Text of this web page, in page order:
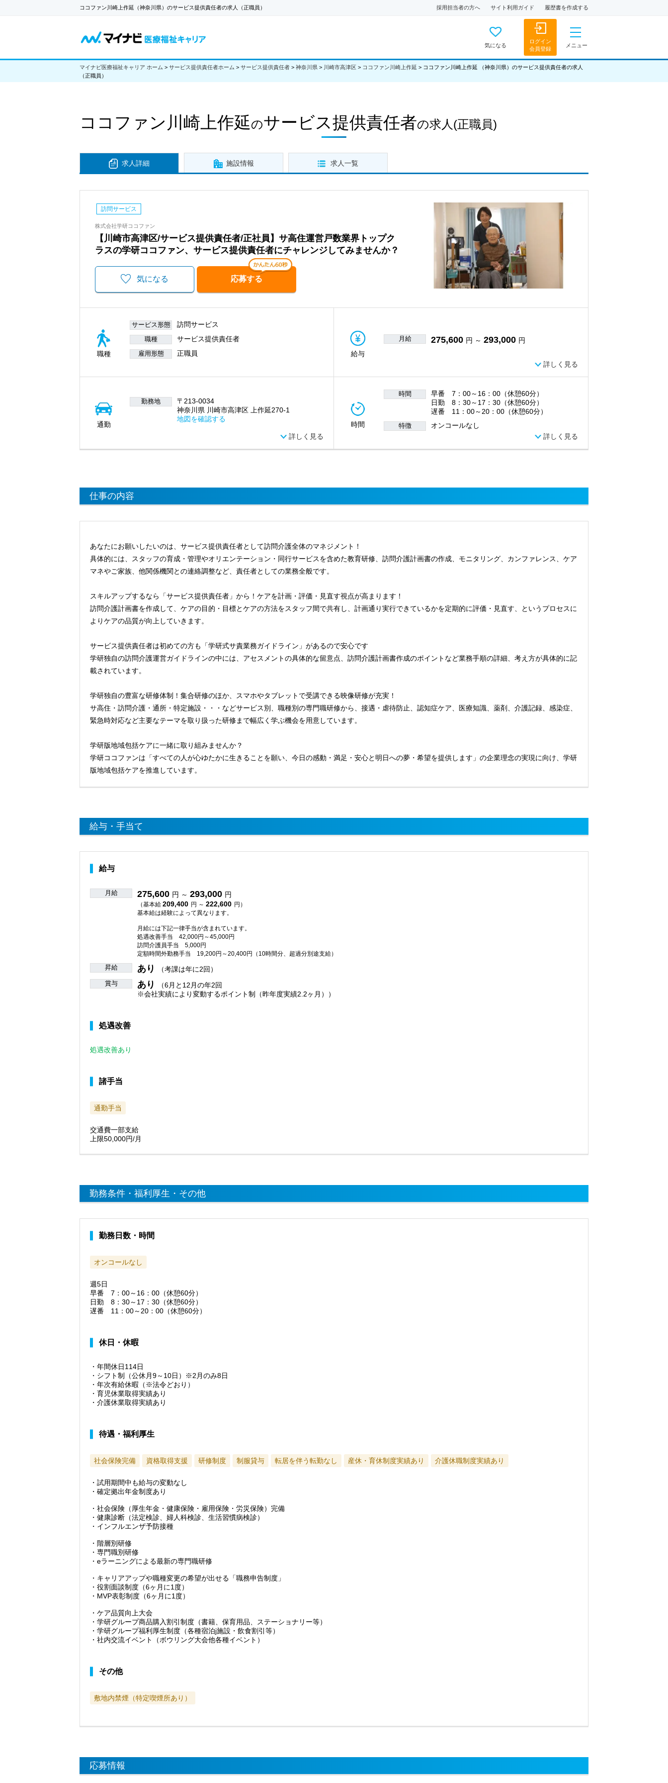
ココファン川崎上作延（神奈川県）のサービス提供責任者の求人（正職員） 採用担当者の方へ サイト利用ガイド 履歴書を作成する
気になる
ログイン
会員登録
メニュー
マイナビ医療福祉キャリア ホーム > サービス提供責任者ホーム > サービス提供責任者 > 神奈川県 > 川崎市高津区 > ココファン川崎上作延 > ココファン川崎上作延 （神奈川県）のサービス提供責任者の求人
（正職員）
ココファン川崎上作延のサービス提供責任者の求人 (正職員)
求人詳細 施設情報 求人一覧
訪問サービス
株式会社学研ココファン
【川崎市高津区/サービス提供責任者/正社員】サ高住運営戸数業界トップク
ラスの学研ココファン、サービス提供責任者にチャレンジしてみませんか？
気になる 応募する
職種
サービス形態 訪問サービス
職種 サービス提供責任者
雇用形態 正職員 給与
月給 275,600 円 ～ 293,000 円
詳しく見る
通勤
勤務地
〒213-0034
神奈川県 川崎市高津区 上作延270-1
地図を確認する
詳しく見る
時間
時間
早番 7：00～16：00（休憩60分）
日勤 8：30～17：30（休憩60分）
遅番 11：00～20：00（休憩60分）
特徴 オンコールなし
詳しく見る
仕事の内容
あなたにお願いしたいのは、サービス提供責任者として訪問介護全体のマネジメント！
具体的には、スタッフの育成・管理やオリエンテーション・同行サービスを含めた教育研修、訪問介護計画書の作成、モニタリング、カンファレンス、ケア
マネやご家族、他関係機関との連絡調整など、責任者としての業務全般です。
スキルアップするなら「サービス提供責任者」から！ケアを計画・評価・見直す視点が高まります！
訪問介護計画書を作成して、ケアの目的・目標とケアの方法をスタッフ間で共有し、計画通り実行できているかを定期的に評価・見直す、というプロセスに
よりケアの品質が向上していきます。
サービス提供責任者は初めての方も「学研式サ責業務ガイドライン」があるので安心です
学研独自の訪問介護運営ガイドラインの中には、アセスメントの具体的な留意点、訪問介護計画書作成のポイントなど業務手順の詳細、考え方が具体的に記
載されています。
学研独自の豊富な研修体制！集合研修のほか、スマホやタブレットで受講できる映像研修が充実！
サ高住・訪問介護・通所・特定施設・・・などサービス別、職種別の専門職研修から、接遇・虐待防止、認知症ケア、医療知識、薬剤、介護記録、感染症、
緊急時対応など主要なテーマを取り扱った研修まで幅広く学ぶ機会を用意しています。
学研版地域包括ケアに一緒に取り組みませんか？
学研ココファンは「すべての人が心ゆたかに生きることを願い、今日の感動・満足・安心と明日への夢・希望を提供します」の企業理念の実現に向け、学研
版地域包括ケアを推進しています。
給与・手当て
給与
月給 275,600 円 ～ 293,000 円
（基本給 209,400 円 ～ 222,600 円）
基本給は経験によって異なります。
月給には下記一律手当が含まれています。
処遇改善手当 42,000円～45,000円
訪問介護員手当 5,000円
定額時間外勤務手当 19,200円～20,400円（10時間分、超過分別途支給）
昇給 あり （考課は年に2回）
賞与 あり
（6月と12月の年2回
※会社実績により変動するポイント制（昨年度実績2.2ヶ月））
処遇改善
処遇改善あり
諸手当
通勤手当
交通費一部支給
上限50,000円/月
勤務条件・福利厚生・その他
勤務日数・時間
オンコールなし
週5日
早番 7：00～16：00（休憩60分）
日勤 8：30～17：30（休憩60分）
遅番 11：00～20：00（休憩60分）
休日・休暇
・年間休日114日
・シフト制（公休月9～10日）※2月のみ8日
・年次有給休暇（※法令どおり）
・育児休業取得実績あり
・介護休業取得実績あり
待遇・福利厚生
社会保険完備 資格取得支援 研修制度 制服貸与 転居を伴う転勤なし 産休・育休制度実績あり 介護休職制度実績あり
・試用期間中も給与の変動なし
・確定拠出年金制度あり
・社会保険（厚生年金・健康保険・雇用保険・労災保険）完備
・健康診断（法定検診、婦人科検診、生活習慣病検診）
・インフルエンザ予防接種
・階層別研修
・専門職別研修
・eラーニングによる最新の専門職研修
・キャリアアップや職種変更の希望が出せる「職務申告制度」
・役割面談制度（6ヶ月に1度）
・MVP表彰制度（6ヶ月に1度）
・ケア品質向上大会
・学研グループ商品購入割引制度（書籍、保育用品、ステーショナリー等）
・学研グループ福利厚生制度（各種宿泊j施設・飲食割引等）
・社内交流イベント（ボウリング大会他各種イベント）
その他
敷地内禁煙（特定喫煙所あり）
応募情報